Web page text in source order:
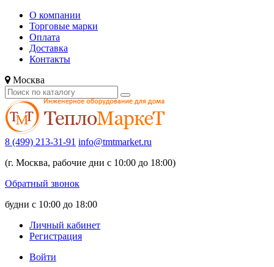
О компании
Торговые марки
Оплата
Доставка
Контакты
Москва
8 (499) 213-31-91 info@tmtmarket.ru
(г. Москва, рабочие дни с 10:00 до 18:00)
Обратный звонок
будни с 10:00 до 18:00
Личный кабинет
Регистрация
Войти